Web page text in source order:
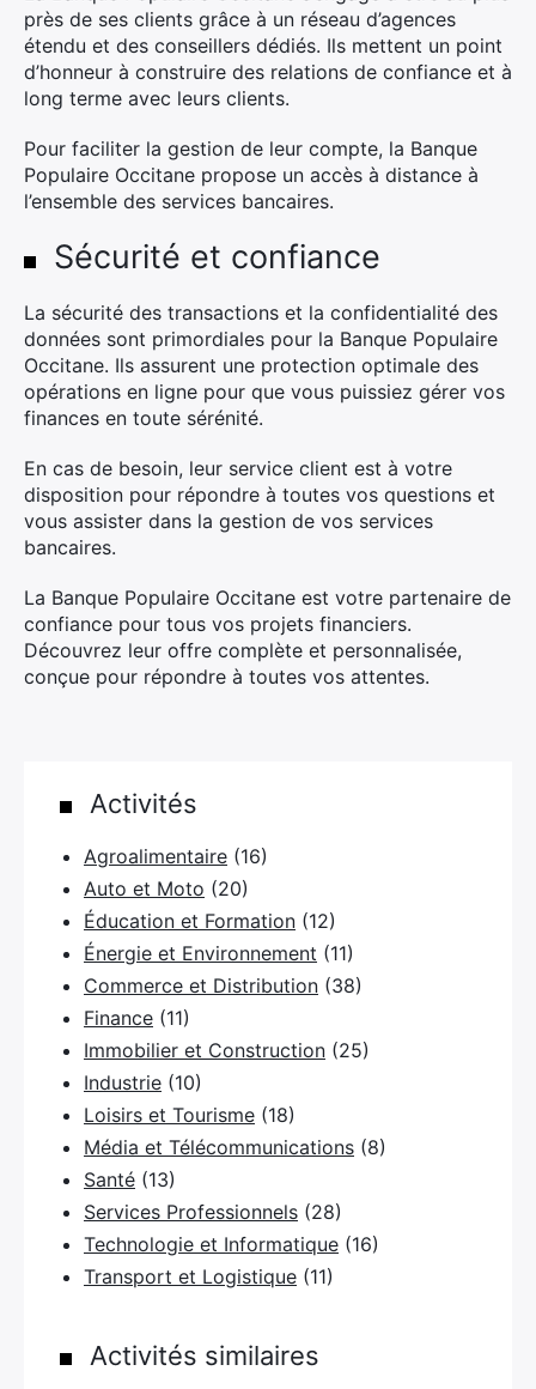
près de ses clients grâce à un réseau d’agences
étendu et des conseillers dédiés. Ils mettent un point
d’honneur à construire des relations de confiance et à
long terme avec leurs clients.
Pour faciliter la gestion de leur compte, la Banque
Populaire Occitane propose un accès à distance à
l’ensemble des services bancaires.
Sécurité et confiance
La sécurité des transactions et la confidentialité des
données sont primordiales pour la Banque Populaire
Occitane. Ils assurent une protection optimale des
opérations en ligne pour que vous puissiez gérer vos
finances en toute sérénité.
En cas de besoin, leur service client est à votre
disposition pour répondre à toutes vos questions et
vous assister dans la gestion de vos services
bancaires.
La Banque Populaire Occitane est votre partenaire de
confiance pour tous vos projets financiers.
Découvrez leur offre complète et personnalisée,
conçue pour répondre à toutes vos attentes.
Activités
Agroalimentaire (16)
Auto et Moto (20)
Éducation et Formation (12)
Énergie et Environnement (11)
Commerce et Distribution (38)
Finance (11)
Immobilier et Construction (25)
Industrie (10)
Loisirs et Tourisme (18)
Média et Télécommunications (8)
Santé (13)
Services Professionnels (28)
Technologie et Informatique (16)
Transport et Logistique (11)
Activités similaires
Rechercher
: